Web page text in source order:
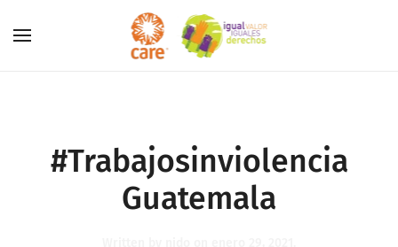
Skip to main content
#Trabajosinviolencia
Guatemala